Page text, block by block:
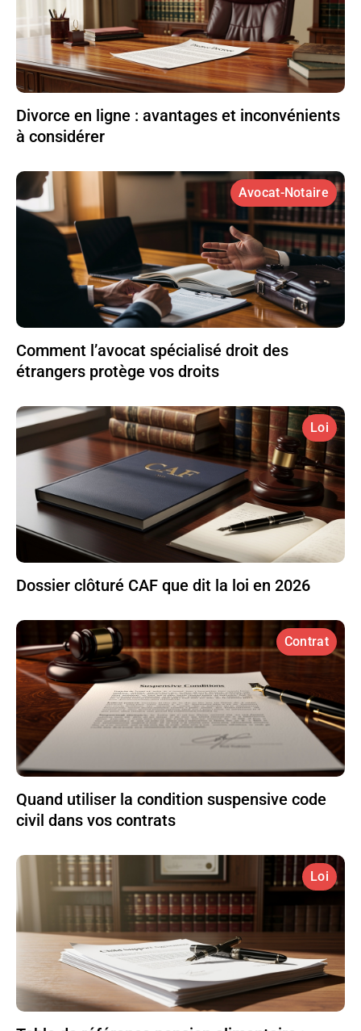
Divorce en ligne : avantages et inconvénients
à considérer
Avocat-Notaire
Comment l’avocat spécialisé droit des
étrangers protège vos droits
Loi
Dossier clôturé CAF que dit la loi en 2026
Contrat
Quand utiliser la condition suspensive code
civil dans vos contrats
Loi